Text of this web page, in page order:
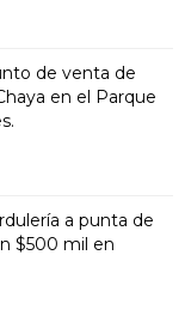
de venta de
en el Parque
a punta de
$500 mil en